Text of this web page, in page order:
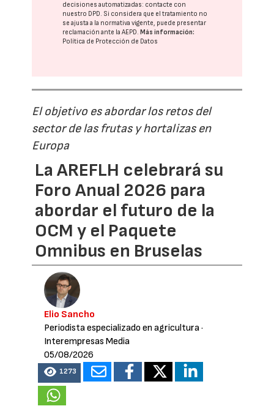
decisiones automatizadas: contacte con
nuestro DPD. Si considera que el tratamiento no
se ajusta a la normativa vigente, puede presentar
reclamación ante laAEPD. Más información:
Política de Protección de Datos
El objetivo es abordar los retos del
sector de las frutas y hortalizas en
Europa
La AREFLH celebrará su
Foro Anual 2026 para
abordar el futuro de la
OCM y el Paquete
Omnibus en Bruselas
Elio Sancho
Periodista especializado en agricultura·
Interempresas Media
05/08/2026
1273